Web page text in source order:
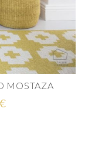
MOSTAZA
€